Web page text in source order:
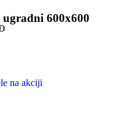
600x600
na akciji